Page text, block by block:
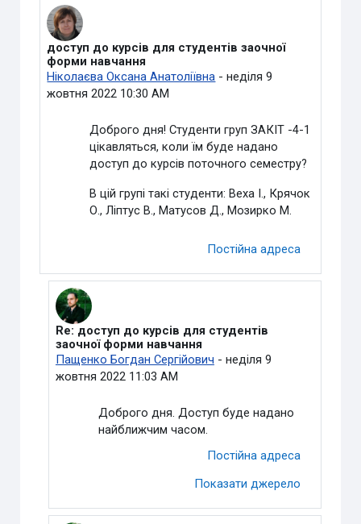
доступ до курсів для студентів заочної
форми навчання
Ніколаєва Оксана Анатоліївна -неділя 9
жовтня 2022 10:30 AM
Кількість відповідей: 3
Доброго дня! Студенти груп ЗАКІТ -4-1
цікавляться, коли їм буде надано
доступ до курсів поточного семестру?
В цій групі такі студенти: Веха І., Крячок
О., Ліптус В., Матусов Д., Мозирко М.
Постійна адреса
У відповідь на Ніколаєва Оксана Анатоліївна
Re: доступ до курсів для студентів
заочної форми навчання
Пащенко Богдан Сергійович - неділя 9
жовтня 2022 11:03 AM
Доброго дня. Доступ буде надано
найближчим часом.
Постійна адреса
Показати джерело